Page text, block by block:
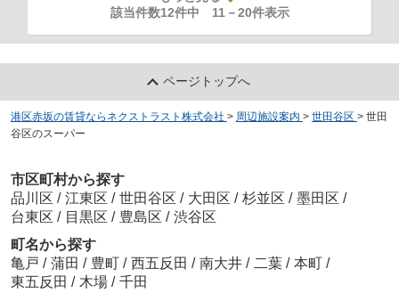
該当件数12件中 11 －20件表示
ページトップへ
港区赤坂の賃貸ならネクストラスト株式会社 > 周辺施設案内 > 世田谷区 > 世田
谷区のスーパー
市区町村から探す
品川区 / 江東区 / 世田谷区 / 大田区 / 杉並区 / 墨田区 /
台東区 / 目黒区 / 豊島区 / 渋谷区
町名から探す
亀戸 / 蒲田 / 豊町 / 西五反田 / 南大井 / 二葉 / 本町 /
東五反田 / 木場 / 千田